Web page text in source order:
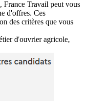
France Travail peut vous
d'offres. Ces
des critères que vous
d'ouvrier agricole,